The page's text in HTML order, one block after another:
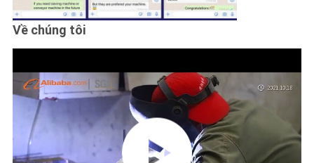
Về chúng tôi